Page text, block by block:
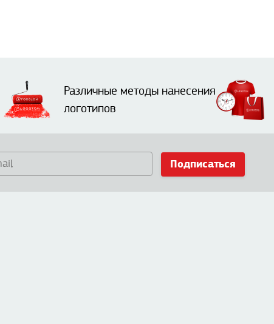
Различные методы нанесения
логотипов
Подписаться